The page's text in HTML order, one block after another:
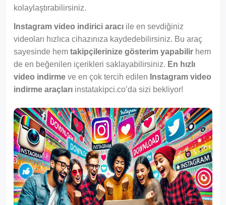
kolaylaştırabilirsiniz.
Instagram video indirici aracı ile en sevdiğiniz
videoları hızlıca cihazınıza kaydedebilirsiniz. Bu araç
sayesinde hem takipçilerinize gösterim yapabilir hem
de en beğenilen içerikleri saklayabilirsiniz. En hızlı
video indirme ve en çok tercih edilen Instagram video
indirme araçları instatakipci.co’da sizi bekliyor!